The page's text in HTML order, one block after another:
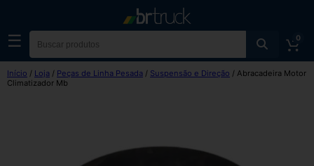
☰ 0
Início / Loja / Peças de Linha Pesada / Suspensão e Direção / Abracadeira Motor
Climatizador Mb